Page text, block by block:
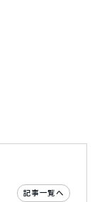
記事一覧へ